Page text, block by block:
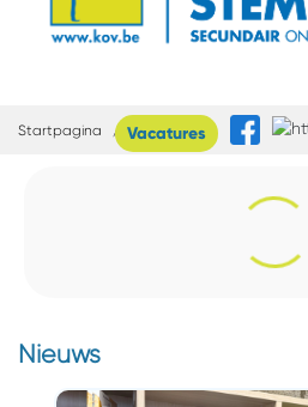
Startpagina TechnOV
Vacatures
Nieuws